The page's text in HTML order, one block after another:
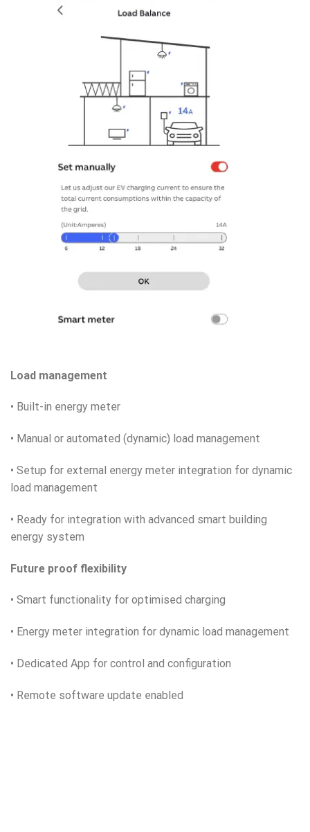
Load management
• Built-in energy meter
• Manual or automated (dynamic) load management
• Setup for external energy meter integration for dynamic
load management
• Ready for integration with advanced smart building
energy system
Future proof flexibility
• Smart functionality for optimised charging
• Energy meter integration for dynamic load management
• Dedicated App for control and configuration
• Remote software update enabled